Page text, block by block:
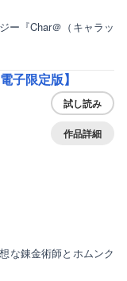
ー『Char＠（キャラッ
子限定版】
試し読み
作品詳細
な錬金術師とホムンク